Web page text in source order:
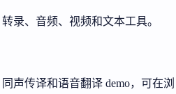
录、音频、视频和文本工具。
声传译和语音翻译 demo，可在浏